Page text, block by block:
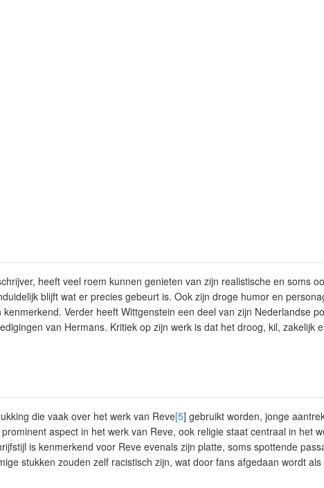
heeft veel roem kunnen genieten van zijn realistische en soms
blijft wat er precies gebeurt is. Ook zijn droge humor en
Verder heeft Wittgenstein een deel van zijn Nederlandse
van Hermans. Kritiek op zijn werk is dat het droog, kil, zakelijk
die vaak over het werk van Reve[5] gebruikt worden, jonge
aspect in het werk van Reve, ook religie staat centraal in het
is kenmerkend voor Reve evenals zijn platte, soms spottende
stukken zouden zelf racistisch zijn, wat door fans afgedaan wordt als